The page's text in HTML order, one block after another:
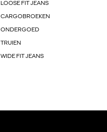
LOOSE FIT JEANS
CARGOBROEKEN
ONDERGOED
TRUIEN
WIDE FIT JEANS